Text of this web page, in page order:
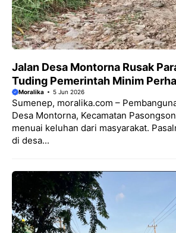
Jalan Desa Montorna Rusak
Tuding Pemerintah Minim
Moralika 5 Jun 2026
Sumenep, moralika.com –
Desa Montorna, Kecamatan
menuai keluhan dari masyarakat.
di desa...